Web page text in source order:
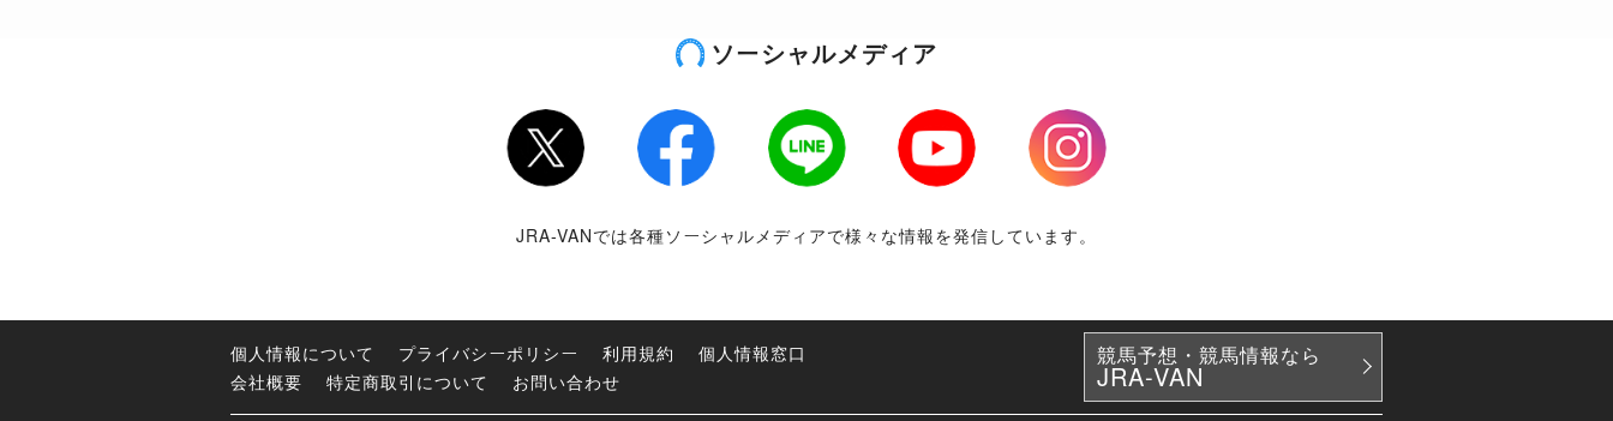
ソーシャルメディア
Twitter Facebook LINE Youtube
Instagram
JRA-VANでは各種ソーシャルメディアで様々な情報を発信しています。
個人情報について プライバシーポリシー 利用規約
個人情報窓口
会社概要
特定商取引について お問い合わせ
競馬予想・競馬情報なら
JRA-VAN